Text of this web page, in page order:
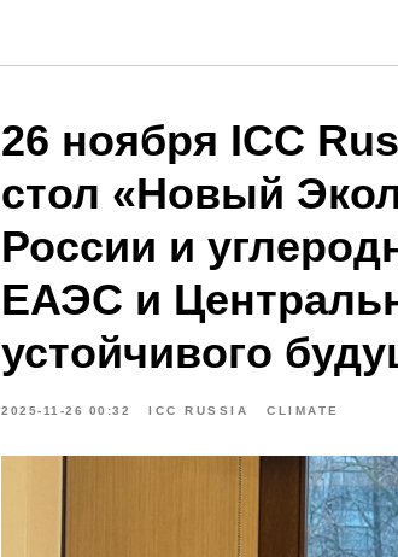
26 ноября ICC
стол «Новый
России и
ЕАЭС и
устойчивого
2025-11-26 00:32 ICC RUSSIA CLIMATE